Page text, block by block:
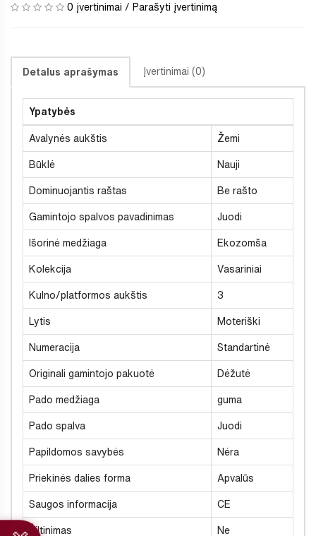
0 įvertinimai / Parašyti įvertinimą
Detalus aprašymas Įvertinimai (0)
Ypatybės
Avalynės aukštis Žemi
Būklė Nauji
Dominuojantis raštas Be rašto
Gamintojo spalvos pavadinimas Juodi
Išorinė medžiaga Ekozomša
Kolekcija Vasariniai
Kulno/platformos aukštis 3
Lytis Moteriški
Numeracija Standartinė
Originali gamintojo pakuotė Dėžutė
Pado medžiaga guma
Pado spalva Juodi
Papildomos savybės Nėra
Priekinės dalies forma Apvalūs
Saugos informacija CE
Šiltinimas Ne